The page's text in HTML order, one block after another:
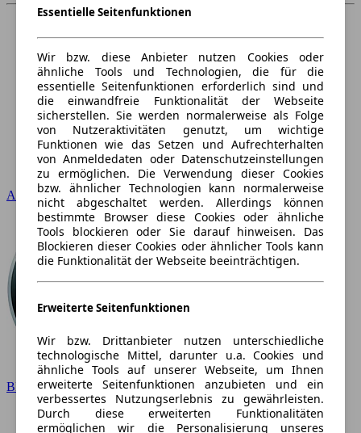
Audi
BMW
Essentielle Seitenfunktionen
Wir bzw. diese Anbieter nutzen Cookies oder
ähnliche Tools und Technologien, die für die
essentielle Seitenfunktionen erforderlich sind und
die einwandfreie Funktionalität der Webseite
sicherstellen. Sie werden normalerweise als Folge
von Nutzeraktivitäten genutzt, um wichtige
Funktionen wie das Setzen und Aufrechterhalten
von Anmeldedaten oder Datenschutzeinstellungen
zu ermöglichen. Die Verwendung dieser Cookies
bzw. ähnlicher Technologien kann normalerweise
nicht abgeschaltet werden. Allerdings können
bestimmte Browser diese Cookies oder ähnliche
Tools blockieren oder Sie darauf hinweisen. Das
Blockieren dieser Cookies oder ähnlicher Tools kann
die Funktionalität der Webseite beeinträchtigen.
Erweiterte Seitenfunktionen
Wir bzw. Drittanbieter nutzen unterschiedliche
technologische Mittel, darunter u.a. Cookies und
ähnliche Tools auf unserer Webseite, um Ihnen
erweiterte Seitenfunktionen anzubieten und ein
verbessertes Nutzungserlebnis zu gewährleisten.
Durch diese erweiterten Funktionalitäten
ermöglichen wir die Personalisierung unseres